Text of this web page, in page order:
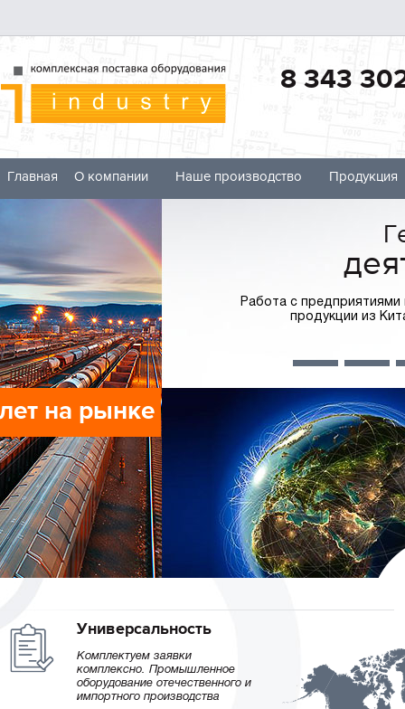
8 343
Главная О компании Наше производство Продукция
Работа с
продукции из
на рынке
доставка
Площадь более
на рынке
Универсальность
Комплектуем заявки
комплексно. Промышленное
оборудование отечественного и
импортного производства